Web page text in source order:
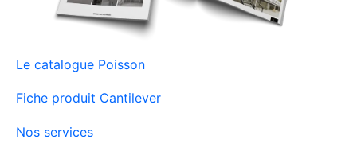
Le catalogue Poisson
Fiche produit Cantilever
Nos services